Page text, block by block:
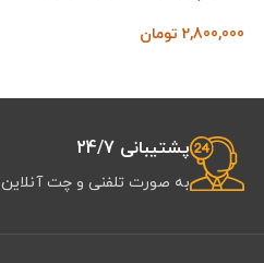
2,800,000 تومان
پشتیبانی 24/7
به صورت تلفنی و چت آنلاین